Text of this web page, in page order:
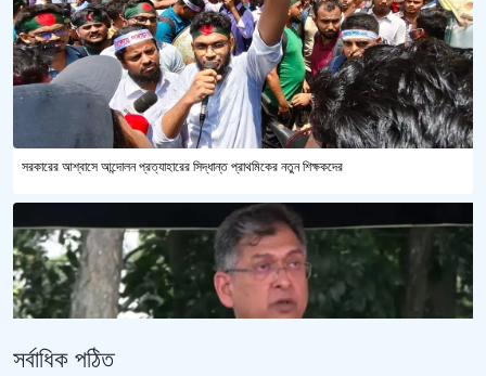
সরকারের আশ্বাসে আন্দোলন প্রত্যাহারের সিদ্ধান্ত প্রাথমিকের নতুন শিক্ষকদের
সর্বাধিক পঠিত